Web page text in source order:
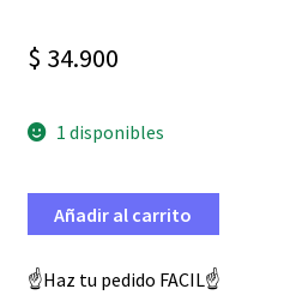
$ 34.900
1 disponibles
Añadir al carrito
☝️Haz tu pedido FACIL☝️